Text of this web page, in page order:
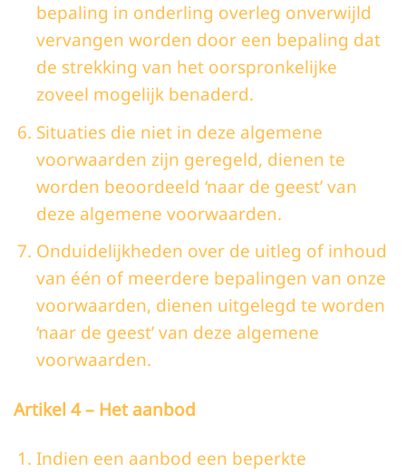
bepaling in onderling overleg onverwijld
vervangen worden door een bepaling dat
de strekking van het oorspronkelijke
zoveel mogelijk benaderd.
Situaties die niet in deze algemene
voorwaarden zijn geregeld, dienen te
worden beoordeeld ‘naar de geest’ van
deze algemene voorwaarden.
Onduidelijkheden over de uitleg of inhoud
van één of meerdere bepalingen van onze
voorwaarden, dienen uitgelegd te worden
‘naar de geest’ van deze algemene
voorwaarden.
Artikel 4 – Het aanbod
Indien een aanbod een beperkte